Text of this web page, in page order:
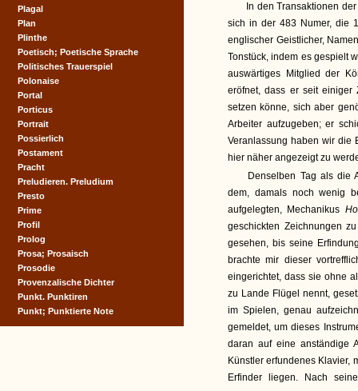
In den Transaktionen
sich in der 483 Numer, die
englischer Geistlicher,
Tonstück, indem es gespielt
auswärtiges Mitglied der
eröfnet, dass er seit
setzen könne, sich aber
Arbeiter aufzugeben; er
Veranlassung haben wir die
hier näher angezeigt zu
Denselben Tag als die
dem, damals noch wenig
aufgelegten, Mechanikus
geschickten Zeichnungen
gesehen, bis seine
brachte mir dieser
eingerichtet, dass sie ohne
zu Lande Flügel nennt,
im Spielen, genau
gemeldet, um dieses
daran auf eine anständige
Künstler erfundenes Klavier,
Erfinder liegen. Nach
Plagal
Plan
Plinthe
Poetisch; Poetische Sprache
Politisches Trauerspiel
Polonaise
Portal
Porticus
Portrait
Possierlich
Postament
Pracht
Preludieren. Preludium
Presto
Prime
Profil
Prolog
Prosa; Prosaisch
Prosodie
Provenzalische Dichter
Punkt. Punktiren
Punkt; Punktierte Note